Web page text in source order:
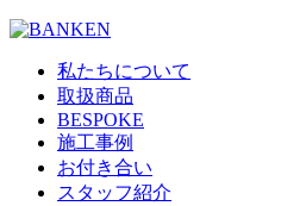
私たちについて
取扱商品
BESPOKE
施工事例
お付き合い
スタッフ紹介